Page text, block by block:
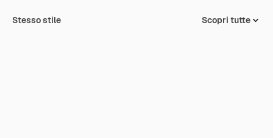
Stesso stile Scopri tutte